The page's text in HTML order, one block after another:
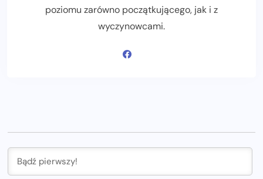
poziomu zarówno początkującego, jak i z
wyczynowcami.